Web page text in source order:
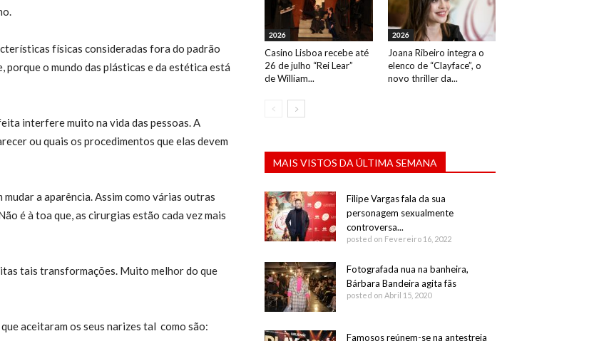
físicas consideradas fora do padrão
o mundo das plásticas e da estética está
interfere muito na vida das pessoas. A
ou quais os procedimentos que elas devem
a aparência. Assim como várias outras
é à toa que, as cirurgias estão cada vez mais
tais transformações. Muito melhor do que
aceitaram os seus narizes tal como são:
2026
Casino Lisboa recebe até
26 de julho “Rei Lear”
de William...
2026
Joana Ribeiro integra o
elenco de “Clayface”, o
novo thriller da...
MAIS VISTOS DA ÚLTIMA SEMANA
Filipe Vargas fala da sua
personagem sexualmente
controversa...
posted on Fevereiro 16, 2022
Fotografada nua na banheira,
Bárbara Bandeira agita fãs
posted on Abril 15, 2020
Famosos reúnem-se na antestreia